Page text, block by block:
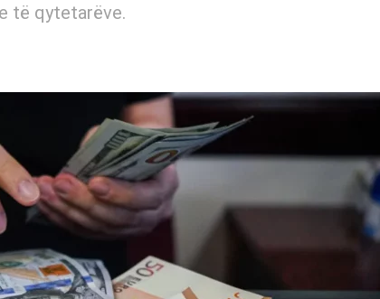
të qytetarëve.